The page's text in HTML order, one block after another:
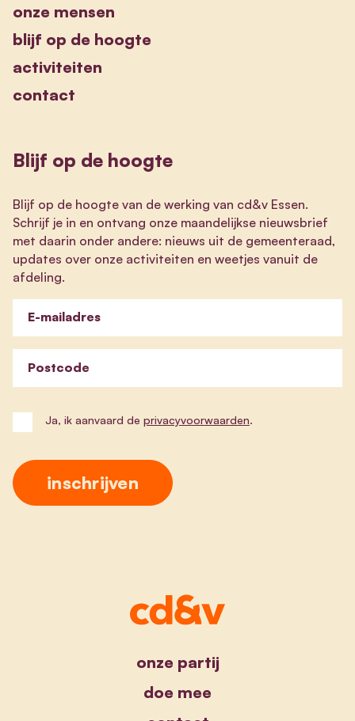
onze mensen
blijf op de hoogte
activiteiten
contact
Blijf op de hoogte
Blijf op de hoogte van de werking van cd&v Essen.
Schrijf je in en ontvang onze maandelijkse nieuwsbrief
met daarin onder andere: nieuws uit de gemeenteraad,
updates over onze activiteiten en weetjes vanuit de
afdeling.
E-mailadres
Postcode
Ja, ik aanvaard de privacyvoorwaarden.
onze partij
doe mee